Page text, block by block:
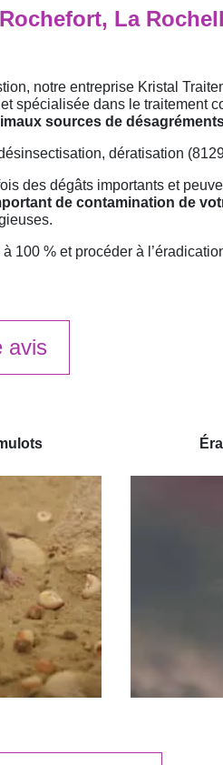
La
notre entreprise Kristal
spécialisée dans le traitement
sources de
dératisation
des dégâts importants et
de contamination de
100 % et procéder à
avis